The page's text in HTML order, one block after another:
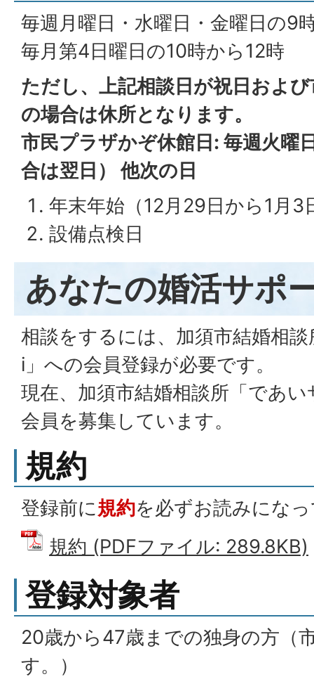
毎週月曜日・水曜日・金曜日の9
毎月第4日曜日の10時から12時
ただし、上記相談日が祝日およ
の場合は休所となります。
市民プラザかぞ休館日: 毎週火曜
合は翌日） 他次の日
年末年始（12月29日から1月3
設備点検日
あなたの婚活サポ
相談をするには、加須市結婚相
i」への会員登録が必要です。
現在、加須市結婚相談所「であ
会員を募集しています。
規約
登録前に規約を必ずお読みにな
規約 (PDFファイル: 289.8KB)
登録対象者
20歳から47歳までの独身の方（
す。）